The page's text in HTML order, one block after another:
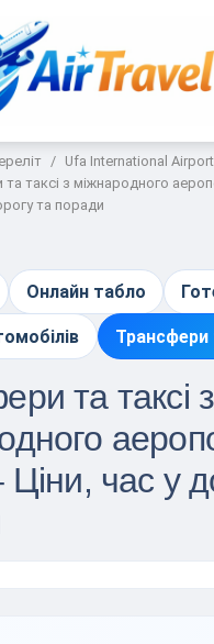
Ufa International Airport
таксі з міжнародного
та поради
Онлайн табло
Трансфери
та таксі з
Ціни, час у